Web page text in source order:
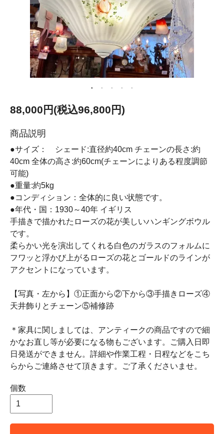
88,000円(税込96,800円)
商品説明
●サイズ： シェード:直径約40cm チェーンの長さ:約
40cm 全体の高さ:約60cm(チェーンによりある程度調節
可能)
●重量:約5kg
●コンディション：全体的に良い状態です。
●年代・国：1930～40年 イギリス
手描きで描かれたローズの花が美しいハンギングボウル
です。
柔らかい光を演出してくれる白色のガラスのフォルムに
フワッと浮かび上がるローズの花とゴールドのラインが
アクセントになっています。
【写真・左から】①正面から②下から③手描きローズ④
天井飾りとチェーン⑤補修跡
＊家具に関しましては、アンティークの商品ですので細
かなお直し等が必要になる物もございます。ご購入日即
日発送ができません。詳細や作業工程・日程などをこち
らからご連絡させて頂きます。ご了承くださいませ。
個数